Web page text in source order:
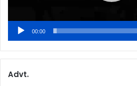
00:00
Advt.